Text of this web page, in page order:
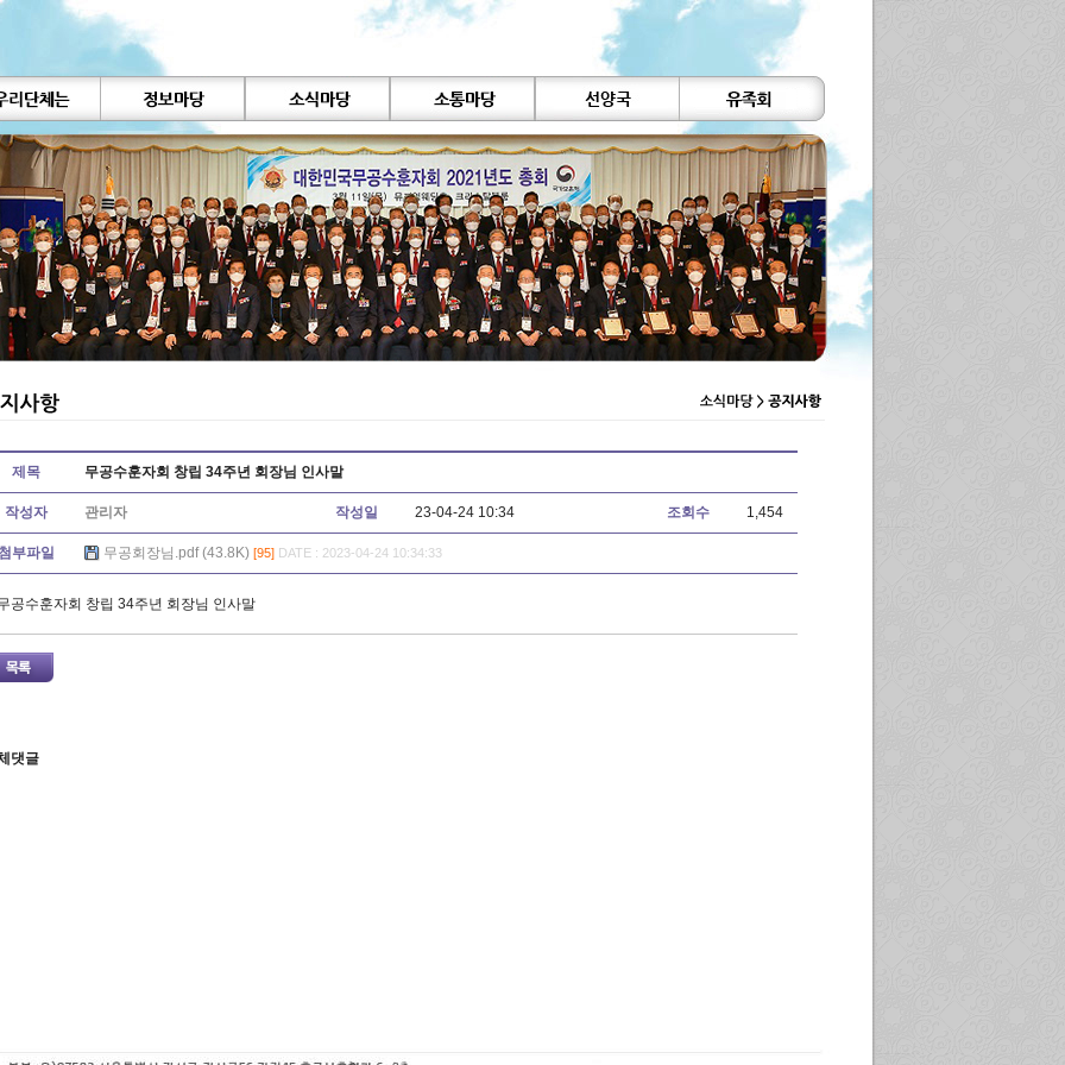
제목 무공수훈자회 창립 34주년 회장님 인사말
작성자 관리자 작성일 23-04-24 10:34 조회수 1,454
부파일 무공회장님.pdf (43.8K) [95] DATE : 2023-04-24 10:34:33
공수훈자회 창립 34주년 회장님 인사말
댓글